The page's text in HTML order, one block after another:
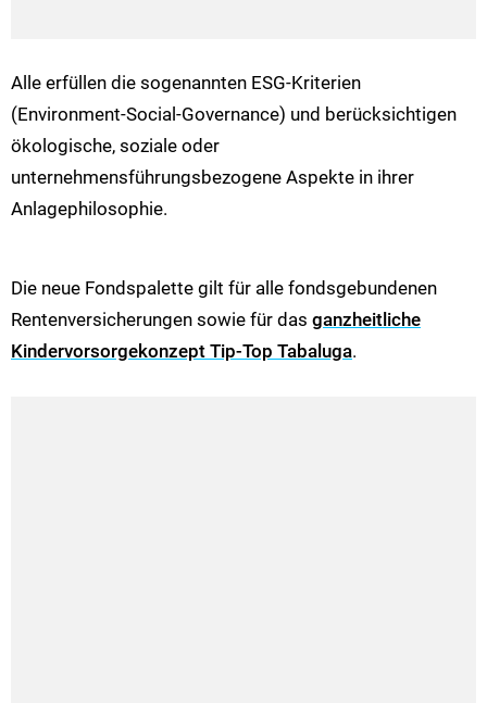
Alle erfüllen die sogenannten ESG-Kriterien
(Environment-Social-Governance) und berücksichtigen
ökologische, soziale oder
unternehmensführungsbezogene Aspekte in ihrer
Anlagephilosophie.
Die neue Fondspalette gilt für alle fondsgebundenen
Rentenversicherungen sowie für das ganzheitliche
Kindervorsorgekonzept Tip-Top Tabaluga.